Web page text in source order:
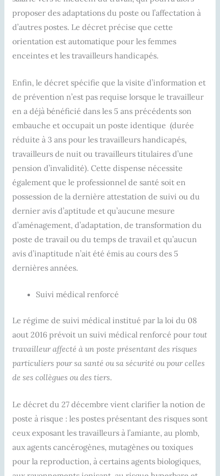
proposer des adaptations du poste ou l’affectation à
d’autres postes. Le décret précise que cette
orientation est automatique pour les femmes
enceintes et les travailleurs handicapés.
Enfin, le décret spécifie que la visite d’information et
de prévention n’est pas requise lorsque le travailleur
en a déjà bénéficié dans les 5 ans précédents son
embauche et occupait un poste identique (durée
réduite à 3 ans pour les travailleurs handicapés,
travailleurs de nuit ou travailleurs titulaires d’une
pension d’invalidité). Cette dispense nécessite
également que le professionnel de santé soit en
possession de la dernière attestation de suivi ou du
dernier avis d’aptitude et qu’aucune mesure
d’aménagement, d’adaptation, de transformation du
poste de travail ou du temps de travail et qu’aucun
avis d’inaptitude n’ait été émis au cours des 5
dernières années.
Suivi médical renforcé
Le régime de suivi médical institué par la loi du 08
aout 2016 prévoit un suivi médical renforcé pour tout
travailleur affecté à un poste présentant des risques
particuliers pour sa santé ou sa sécurité ou pour celles
de ses collègues ou des tiers.
Le décret du 27 décembre vient clarifier la notion de
poste à risque : les postes présentant des risques sont
ceux exposant les travailleurs à l’amiante, au plomb,
aux agents cancérogènes, mutagènes ou toxiques
pour la reproduction, à certains agents biologiques,